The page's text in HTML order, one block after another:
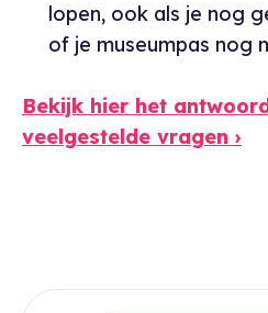
lopen, ook als je nog
of je museumpas nog
Bekijk hier het
veelgestelde vragen ›